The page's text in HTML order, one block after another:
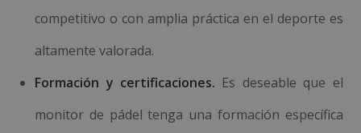
competitivo o con amplia práctica en el deporte es
altamente valorada.
Formación y certificaciones. Es deseable que el
monitor de pádel tenga una formación específica